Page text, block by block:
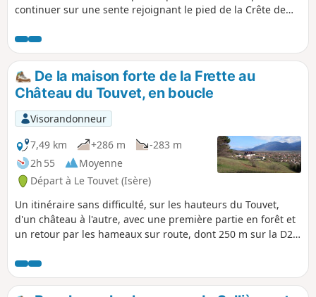
continuer sur une sente rejoignant le pied de la Crête de
brèche nourricière, gravi deux ressauts rocheux on
découvre un cirque somptueux dans une ambiance
aérienne. Le parcours se poursuit sur une vire en abri sous
roche, l'escalade d'une brèche puis d'une petite barre
rocheuse câblée et enfin d'une arête permet de gagner la
crête et son magnifique point de vue.
De la maison forte de la Frette au
Château du Touvet, en boucle
Visorandonneur
7,49 km
+286 m
-283 m
2h 55
Moyenne
Départ à Le Touvet (Isère)
Un itinéraire sans difficulté, sur les hauteurs du Touvet,
d'un château à l'autre, avec une première partie en forêt et
un retour par les hameaux sur route, dont 250 m sur la D29,